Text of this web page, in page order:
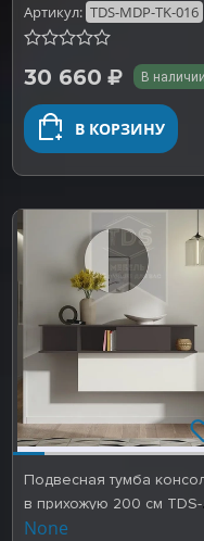
Артикул: TDS-MDP-TK-016
30 660 В наличии
В КОРЗИНУ
Подвесная тумба
в прихожую 200 см TDS-
MDP-TK-014
None